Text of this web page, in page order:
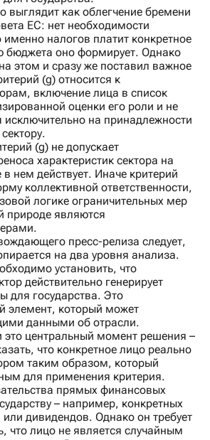
выглядит как облегчение бремени
ЕС: нет необходимости
именно налогов платит конкретное
бюджета оно формирует. Однако
этом и сразу же поставил важное
(g) относится к
включение лица в список
оценки его роли и не
на принадлежности
(g) не допускает
характеристик сектора на
нем действует. Иначе критерий
коллективной ответственности,
логике ограничительных мер
природе являются
пресс-релиза следует,
на два уровня анализа.
установить, что
действительно генерирует
для государства. Это
элемент, который может
данными об отрасли.
это центральный момент решения –
что конкретное лицо реально
таким образом, который
для применения критерия.
прямых финансовых
– например, конкретных
дивидендов. Однако он требует
что лицо не является случайным